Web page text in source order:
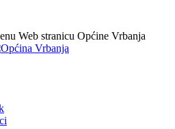
Web stranicu Općine Vrbanja